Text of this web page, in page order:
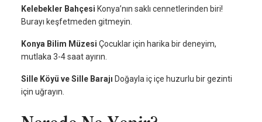
Kelebekler Bahçesi Konya’nın saklı cennetlerinden biri!
Burayı keşfetmeden gitmeyin.
Konya Bilim Müzesi Çocuklar için harika bir deneyim,
mutlaka 3-4 saat ayırın.
Sille Köyü ve Sille Barajı Doğayla iç içe huzurlu bir gezinti
için uğrayın.